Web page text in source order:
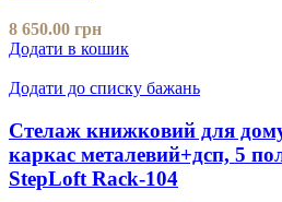
8 650.00 грн
Додати в кошик
Додати до списку бажань
Стелаж книжковий для
каркас металевий+дсп, 5
StepLoft Rack-104